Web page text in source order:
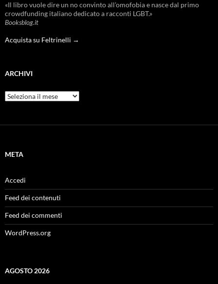
«Il libro vuole dire un no convinto all’omofobia e nasce dal primo
crowdfunding italiano dedicato a racconti LGBT.»
Booksblog.it
Acquista su Feltrinelli →
ARCHIVI
Archivi
META
Accedi
Feed dei contenuti
Feed dei commenti
WordPress.org
AGOSTO 2026